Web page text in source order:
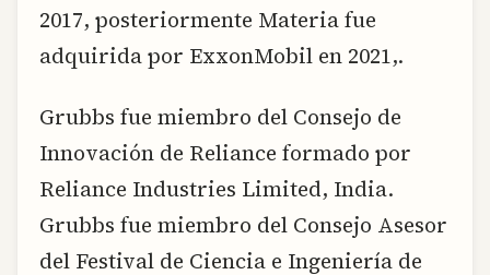
2017, posteriormente Materia fue
adquirida por ExxonMobil en 2021,.
Grubbs fue miembro del Consejo de
Innovación de Reliance formado por
Reliance Industries Limited, India.
Grubbs fue miembro del Consejo Asesor
del Festival de Ciencia e Ingeniería de